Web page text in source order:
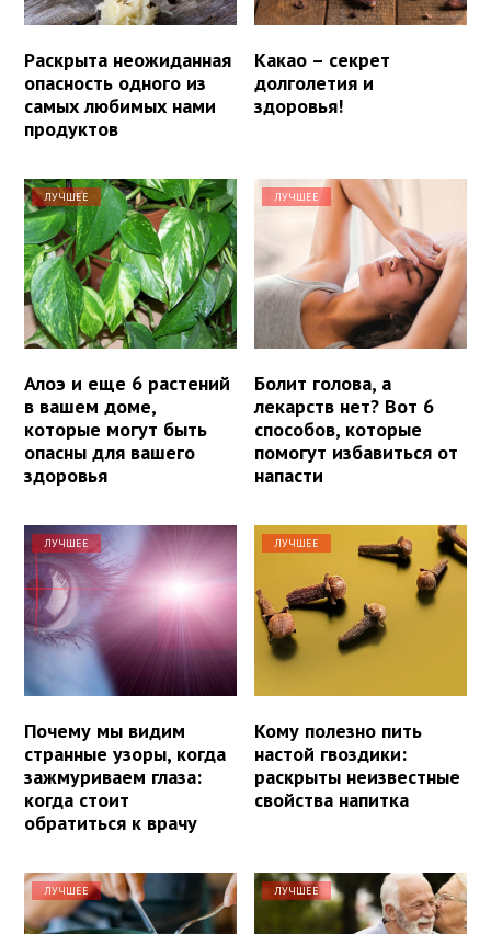
Раскрыта неожиданная
опасность одного из
самых любимых нами
продуктов
Какао – секрет
долголетия и
здоровья!
ЛУЧШЕЕ
Алоэ и еще 6 растений
в вашем доме,
которые могут быть
опасны для вашего
здоровья
ЛУЧШЕЕ
Болит голова, а
лекарств нет? Вот 6
способов, которые
помогут избавиться от
напасти
ЛУЧШЕЕ
Почему мы видим
странные узоры, когда
зажмуриваем глаза:
когда стоит
обратиться к врачу
ЛУЧШЕЕ
Кому полезно пить
настой гвоздики:
раскрыты неизвестные
свойства напитка
ЛУЧШЕЕ ЛУЧШЕЕ